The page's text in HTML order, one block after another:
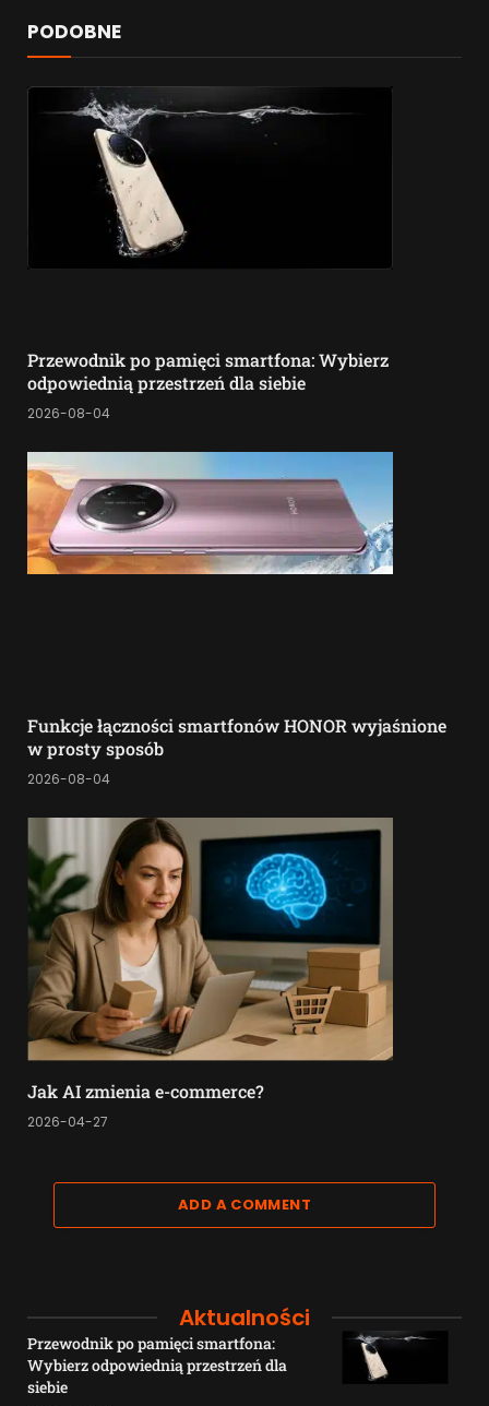
PODOBNE
Przewodnik po pamięci smartfona: Wybierz
odpowiednią przestrzeń dla siebie
2026-08-04
Funkcje łączności smartfonów HONOR wyjaśnione
w prosty sposób
2026-08-04
Jak AI zmienia e-commerce?
2026-04-27
ADD A COMMENT
Aktualności
Przewodnik po pamięci smartfona:
Wybierz odpowiednią przestrzeń dla
siebie